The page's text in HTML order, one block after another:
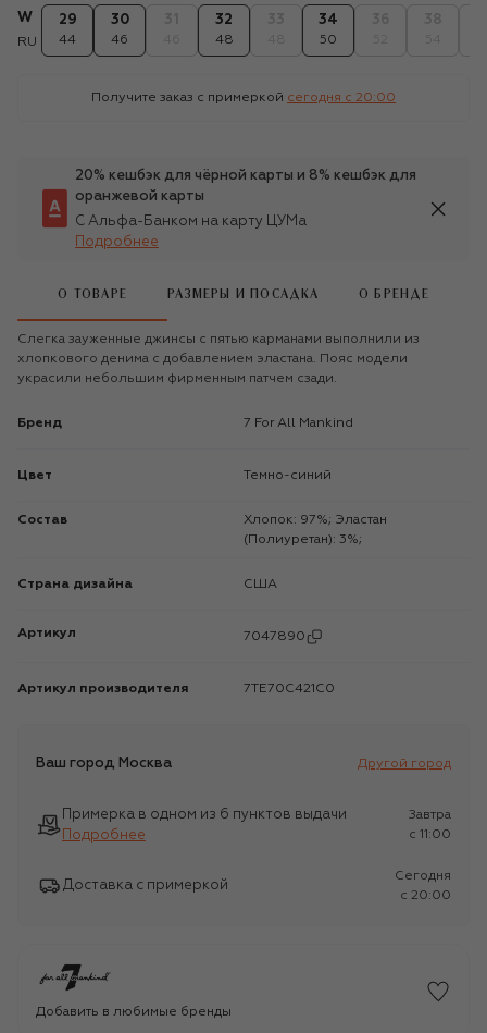
W
RU
29
44
30
46
32
48
34
50
Получите заказ с примеркой сегодня c 20:00
20% кешбэк для чёрной карты и 8% кешбэк для
оранжевой карты
С Альфа-Банком на карту ЦУМа
Подробнее
О ТОВАРЕ РАЗМЕРЫ И ПОСАДКА О БРЕНДЕ
Слегка зауженные джинсы с пятью карманами выполнили из
хлопкового денима с добавлением эластана. Пояс модели
украсили небольшим фирменным патчем сзади.
Бренд 7 For All Mankind
Цвет Темно-синий
Состав
Хлопок: 97%; Эластан
(Полиуретан): 3%;
Страна дизайна США
Артикул 7047890
Артикул производителя 7TE70C421C0
Ваш город Москва Другой город
Примерка в одном из 6 пунктов выдачи
Подробнее
Завтра
c 11:00
Доставка с примеркой
Сегодня
c 20:00
Добавить в любимые бренды